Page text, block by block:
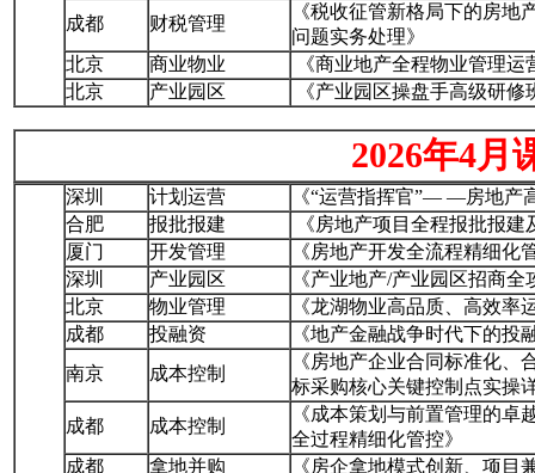
成都
财税管理
《税收征管新格局下的房
问题实务处理》
北京
商业物业
《商业地产全程物业管理运
北京
产业园区 《产业园区操盘手高级研修
2026年4月
深圳 计划运营
《“运营指挥官”— —房地产
合肥
报批报建
《房地产项目全程报批报
厦门
开发管理
《房地产开发全流程精细化
深圳
产业园区
《产业地产/产业园区招商
北京
物业管理
《龙湖物业高品质、高效率
成都
投融资
《地产金融战争时代下的投
南京
成本控制
《房地产企业合同标准化
标采购核心关键控制点实操
成都
成本控制
《成本策划与前置管理的
全过程精细化管控》
成都
拿地并购
《房企拿地模式创新、项目